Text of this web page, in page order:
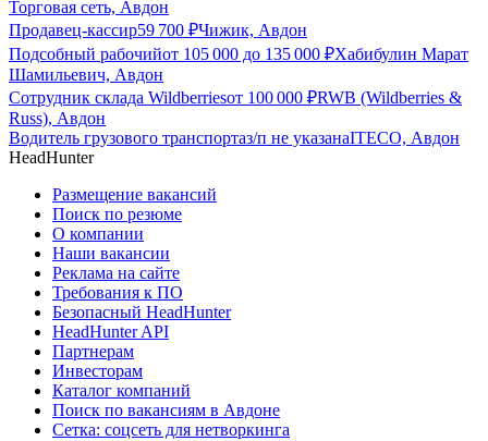
Торговая сеть, Авдон
Продавец-кассир59 700 ₽Чижик, Авдон
Подсобный рабочийот 105 000 до 135 000 ₽Хабибулин Марат
Шамильевич, Авдон
Сотрудник склада Wildberriesот 100 000 ₽RWB (Wildberries &
Russ), Авдон
Водитель грузового транспортаз/п не указанаITECO, Авдон
HeadHunter
Размещение вакансий
Поиск по резюме
О компании
Наши вакансии
Реклама на сайте
Требования к ПО
Безопасный HeadHunter
HeadHunter API
Партнерам
Инвесторам
Каталог компаний
Поиск по вакансиям в Авдоне
Сетка: соцсеть для нетворкинга